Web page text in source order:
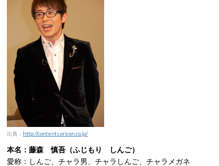
出典： http://contents.oricon.co.jp/
本名：藤森 慎吾（ふじもり しんご）
愛称：しんご、チャラ男、チャラしんご、チャラメガネ